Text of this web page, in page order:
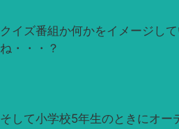
クイズ番組か何かをイメージし
ね・・・？
そして小学校5年生のときにオー